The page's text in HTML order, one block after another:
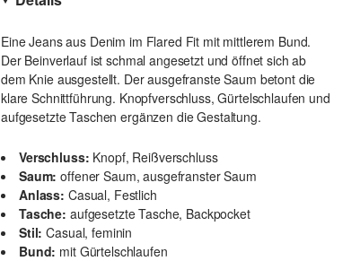
Eine Jeans aus Denim im Flared Fit mit mittlerem Bund.
Der Beinverlauf ist schmal angesetzt und öffnet sich ab
dem Knie ausgestellt. Der ausgefranste Saum betont die
klare Schnittführung. Knopfverschluss, Gürtelschlaufen und
aufgesetzte Taschen ergänzen die Gestaltung.
Verschluss: Knopf, Reißverschluss
Saum: offener Saum, ausgefranster Saum
Anlass: Casual, Festlich
Tasche: aufgesetzte Tasche, Backpocket
Stil: Casual, feminin
Bund: mit Gürtelschlaufen